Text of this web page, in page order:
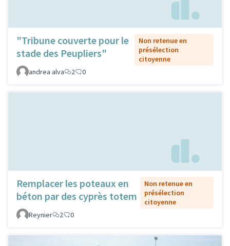
"Tribune couverte pour le
stade des Peupliers"
Non retenue en
présélection
citoyenne
andrea alva
2 0
Remplacer les poteaux en
béton par des cyprès totem
Non retenue en
présélection
citoyenne
Reynier
2 0